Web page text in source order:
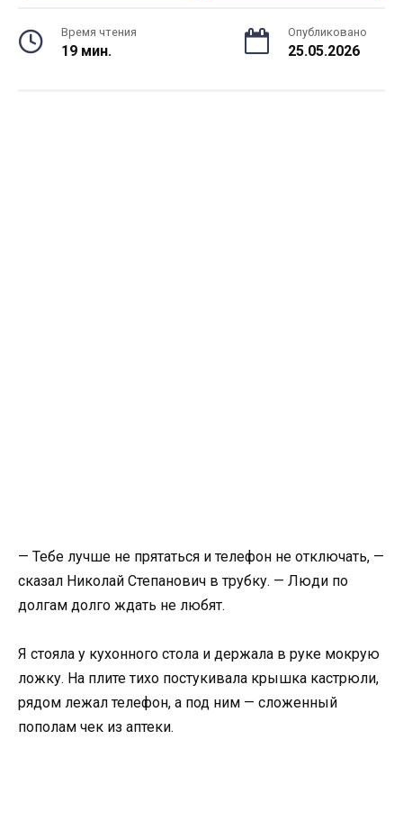
Время чтения
19 мин.
Опубликовано
25.05.2026
— Тебе лучше не прятаться и телефон не отключать, —
сказал Николай Степанович в трубку. — Люди по
долгам долго ждать не любят.
Я стояла у кухонного стола и держала в руке мокрую
ложку. На плите тихо постукивала крышка кастрюли,
рядом лежал телефон, а под ним — сложенный
пополам чек из аптеки.